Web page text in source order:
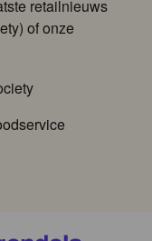
retailnieuws
of onze